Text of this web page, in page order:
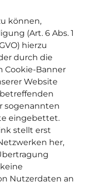
können,
(Art. 6 Abs. 1
hierzu
durch die
Cookie-Banner
Website
sogenannten
eingebettet.
stellt erst
her,
Nutzerdaten an